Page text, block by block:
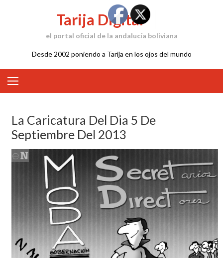
Tarija Digital
el portal oficial de la andalucía boliviana
Desde 2002 poniendo a Tarija en los ojos del mundo
La Caricatura Del Dia 5 De
Septiembre Del 2013